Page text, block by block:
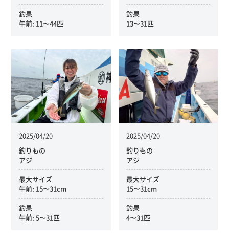
釣果
午前: 11〜44匹
釣果
13〜31匹
2025/04/20
釣りもの
アジ
最大サイズ
午前: 15〜31cm
釣果
午前: 5〜31匹
2025/04/20
釣りもの
アジ
最大サイズ
15〜31cm
釣果
4〜31匹